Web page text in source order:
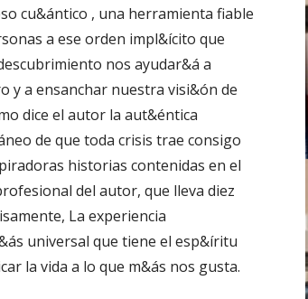
cu&ántico , una herramienta fiable
a ese orden impl&ícito que
nos ayudar&á a
y a ensanchar nuestra visi&ón de
dice el autor la aut&éntica
de que toda crisis trae consigo
historias contenidas en el
del autor, que lleva diez
La experiencia
universal que tiene el esp&íritu
la vida a lo que m&ás nos gusta.